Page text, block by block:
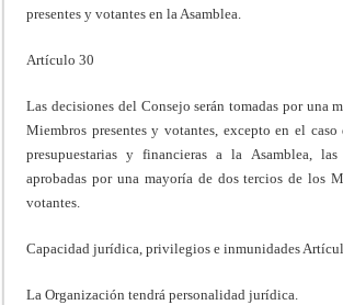
presentes y votantes en la Asamblea.
Artículo 30
Las decisiones del Consejo serán tomadas por una
Miembros presentes y votantes, excepto en el caso
presupuestarias y financieras a la Asamblea, las
aprobadas por una mayoría de dos tercios de los
votantes.
Capacidad jurídica, privilegios e inmunidades
La Organización tendrá personalidad jurídica.